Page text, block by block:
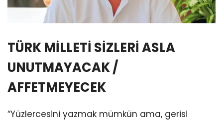
TÜRK MİLLETİ SİZLERİ ASLA
UNUTMAYACAK /
AFFETMEYECEK
“Yüzlercesini yazmak mümkün ama, gerisi